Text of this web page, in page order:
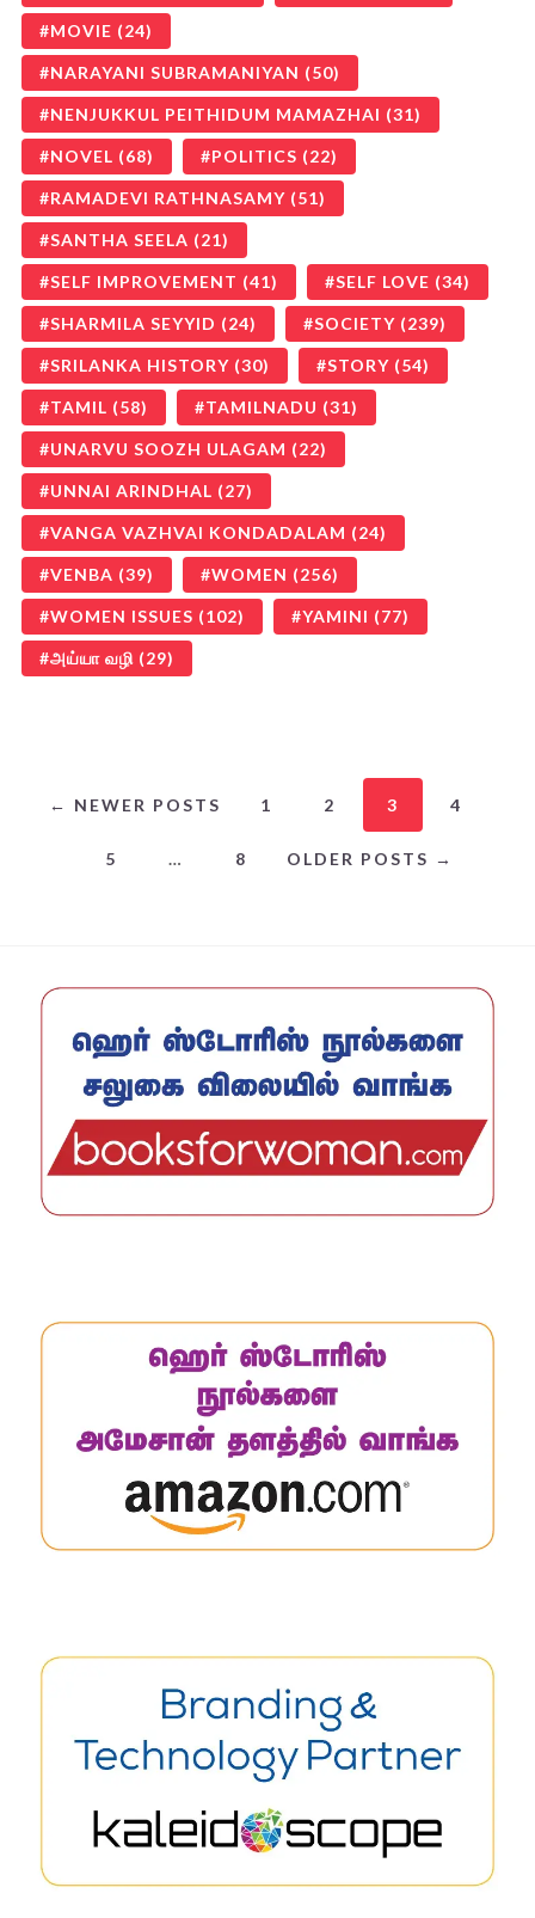
MOVIE (24)
NARAYANI SUBRAMANIYAN (50)
NENJUKKUL PEITHIDUM MAMAZHAI (31)
NOVEL (68) POLITICS (22)
RAMADEVI RATHNASAMY (51)
SANTHA SEELA (21)
SELF IMPROVEMENT (41) SELF LOVE (34)
SHARMILA SEYYID (24) SOCIETY (239)
SRILANKA HISTORY (30) STORY (54)
TAMIL (58) TAMILNADU (31)
UNARVU SOOZH ULAGAM (22)
UNNAI ARINDHAL (27)
VANGA VAZHVAI KONDADALAM (24)
VENBA (39) WOMEN (256)
WOMEN ISSUES (102) YAMINI (77)
அய்யா வழி (29)
← NEWER POSTS 1 2 3 4
5 … 8 OLDER POSTS →